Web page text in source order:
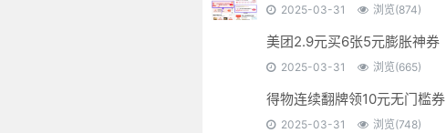
2025-03-31 浏览(874)
美团2.9元买6张5元膨胀神券
2025-03-31 浏览(665)
得物连续翻牌领10元无门槛券
2025-03-31 浏览(748)